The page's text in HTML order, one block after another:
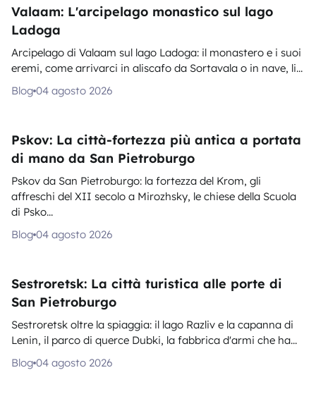
Valaam: L'arcipelago monastico sul lago
Ladoga
Arcipelago di Valaam sul lago Ladoga: il monastero e i suoi
eremi, come arrivarci in aliscafo da Sortavala o in nave, li...
Blog 04 agosto 2026
Pskov: La città-fortezza più antica a portata
di mano da San Pietroburgo
Pskov da San Pietroburgo: la fortezza del Krom, gli
affreschi del XII secolo a Mirozhsky, le chiese della Scuola
di Psko...
Blog 04 agosto 2026
Sestroretsk: La città turistica alle porte di
San Pietroburgo
Sestroretsk oltre la spiaggia: il lago Razliv e la capanna di
Lenin, il parco di querce Dubki, la fabbrica d'armi che ha...
Blog 04 agosto 2026